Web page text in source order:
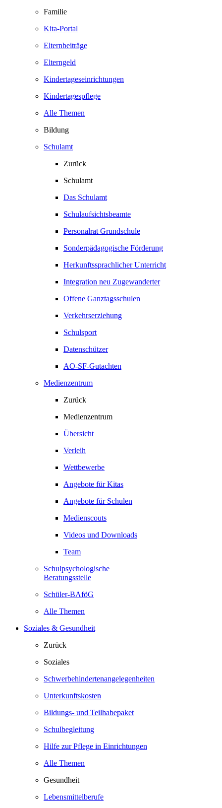
Familie
Kita-Portal
Elternbeiträge
Elterngeld
Kindertageseinrichtungen
Kindertagespflege
Alle Themen
Bildung
Schulamt
Zurück
Schulamt
Das Schulamt
Schulaufsichtsbeamte
Personalrat Grundschule
Sonderpädagogische Förderung
Herkunftssprachlicher Unterricht
Integration neu Zugewanderter
Offene Ganztagsschulen
Verkehrserziehung
Schulsport
Datenschützer
AO-SF-Gutachten
Medienzentrum
Zurück
Medienzentrum
Übersicht
Verleih
Wettbewerbe
Angebote für Kitas
Angebote für Schulen
Medienscouts
Videos und Downloads
Team
Schulpsychologische
Beratungsstelle
Schüler-BAföG
Alle Themen
Soziales & Gesundheit
Zurück
Soziales
Schwerbehindertenangelegenheiten
Unterkunftskosten
Bildungs- und Teilhabepaket
Schulbegleitung
Hilfe zur Pflege in Einrichtungen
Alle Themen
Gesundheit
Lebensmittelberufe